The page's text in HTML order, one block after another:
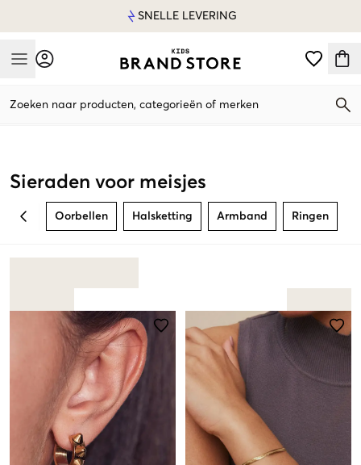
SNELLE LEVERING
Mobile Menu
Zoeken naar producten, categorieën of merken
Sieraden voor meisjes
BACK Oorbellen Halsketting Armband Ringen